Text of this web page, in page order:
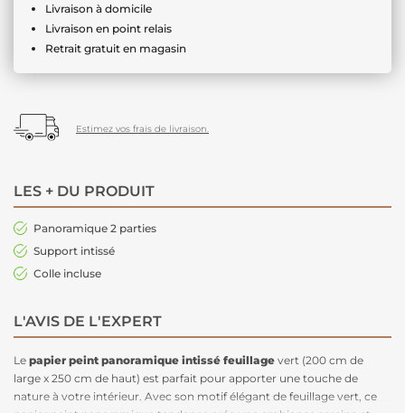
Livraison à domicile
Livraison en point relais
Retrait gratuit en magasin
Estimez vos frais de livraison.
LES + DU PRODUIT
Panoramique 2 parties
Support intissé
Colle incluse
L'AVIS DE L'EXPERT
Le papier peint panoramique intissé feuillage vert (200 cm de
large x 250 cm de haut) est parfait pour apporter une touche de
nature à votre intérieur. Avec son motif élégant de feuillage vert, ce